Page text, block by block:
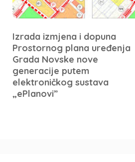
Izrada izmjena i dopuna
Prostornog plana uređenja
Grada Novske nove
generacije putem
elektroničkog sustava
„ePlanovi”